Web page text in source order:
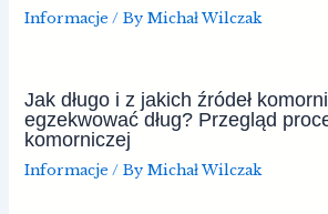
Informacje / ByMichał Wilczak
Jak długo i z jakich źródeł
egzekwować dług? Przegląd
komorniczej
Informacje / ByMichał Wilczak